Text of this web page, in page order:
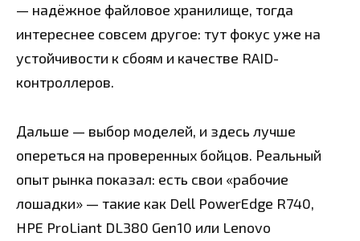
— надёжное файловое хранилище, тогда
интереснее совсем другое: тут фокус уже на
устойчивости к сбоям и качестве RAID-
контроллеров.
Дальше — выбор моделей, и здесь лучше
опереться на проверенных бойцов. Реальный
опыт рынка показал: есть свои «рабочие
лошадки» — такие как Dell PowerEdge R740,
HPE ProLiant DL380 Gen10 или Lenovo